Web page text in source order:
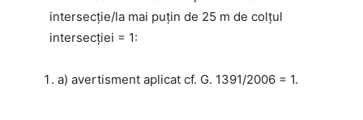
intersecţie/la mai puţin de 25 m de colţul
intersecţiei = 1:
a) avertisment aplicat cf. G. 1391/2006 = 1.